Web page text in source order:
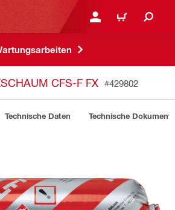
ANMELDEN ODER
WARENKORB
CFS-F FX #429802
Technische Daten Technische Dokumente